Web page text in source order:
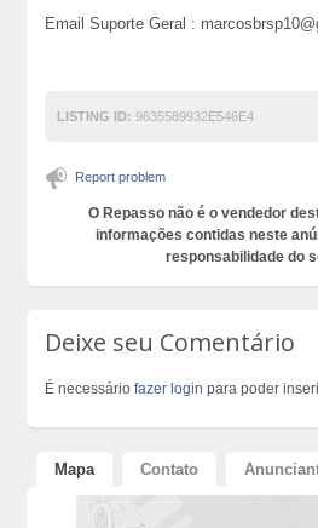
Email Suporte Geral :
LISTING ID: 9635589932E546E4
Report problem
O Repasso não é o vendedor
informações contidas neste
responsabilidade do
Deixe seu Comentário
É necessáriofazer login para poder
Mapa Contato